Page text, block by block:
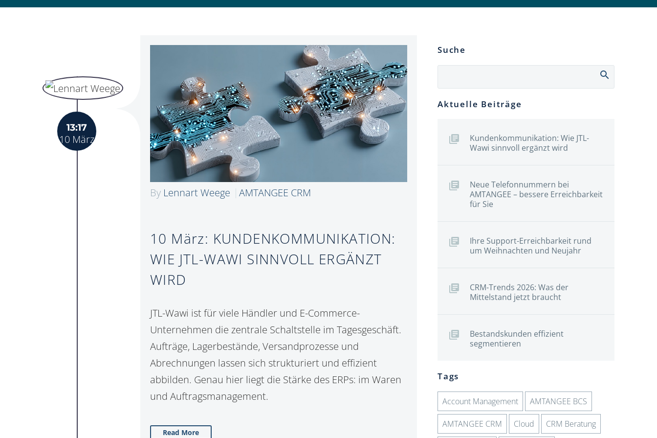
13:17
10 März
By Lennart Weege AMTANGEE CRM
10 März: KUNDENKOMMUNIKATION:
WIE JTL-WAWI SINNVOLL ERGÄNZT
WIRD
JTL-Wawi ist für viele Händler und E-Commerce-
Unternehmen die zentrale Schaltstelle im Tagesgeschäft.
Aufträge, Lagerbestände, Versandprozesse und
Abrechnungen lassen sich strukturiert und effizient
abbilden. Genau hier liegt die Stärke des ERPs: im Waren
und Auftragsmanagement.
Read More
Suche
Aktuelle Beiträge
Kundenkommunikation: Wie JTL-
Wawi sinnvoll ergänzt wird
Neue Telefonnummern bei
AMTANGEE – bessere Erreichbarkeit
für Sie
Ihre Support-Erreichbarkeit rund
um Weihnachten und Neujahr
CRM-Trends 2026: Was der
Mittelstand jetzt braucht
Bestandskunden effizient
segmentieren
Tags
Account Management AMTANGEE BCS
AMTANGEE CRM Cloud CRM Beratung